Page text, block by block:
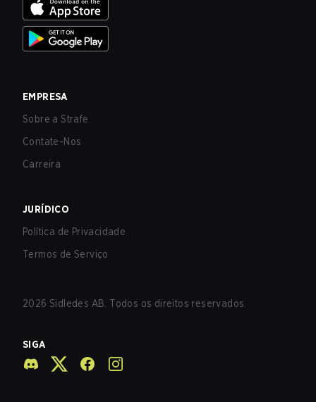
EMPRESA
Sobre a Strafe
Contate-Nos
Carreira
JURÍDICO
Política de Privacidade
Termos de Serviço
2026 Sidledes AB. Todos os direitos reservados.
SIGA